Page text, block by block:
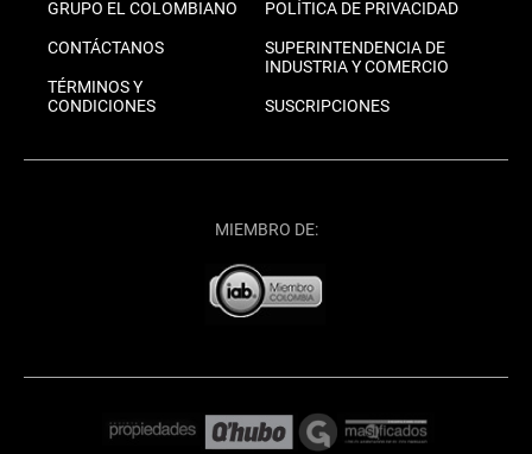
GRUPO EL COLOMBIANO
CONTÁCTANOS
TÉRMINOS Y
CONDICIONES
POLÍTICA DE PRIVACIDAD
SUPERINTENDENCIA DE
INDUSTRIA Y COMERCIO
SUSCRIPCIONES
MIEMBRO DE: